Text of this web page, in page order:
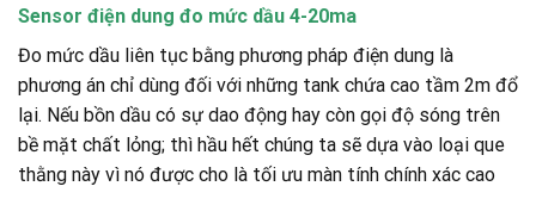
Sensor điện dung đo mức dầu 4-20ma
Đo mức dầu liên tục bằng phương pháp điện dung là
phương án chỉ dùng đối với những tank chứa cao tầm 2m đổ
lại. Nếu bồn dầu có sự dao động hay còn gọi độ sóng trên
bề mặt chất lỏng; thì hầu hết chúng ta sẽ dựa vào loại que
thằng này vì nó được cho là tối ưu màn tính chính xác cao